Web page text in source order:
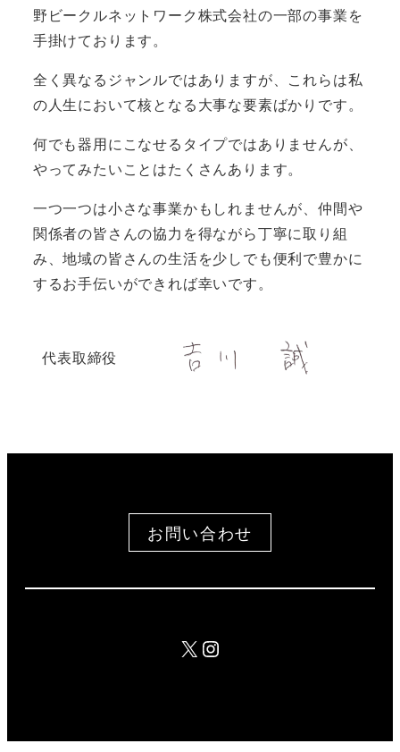
野ビークルネットワーク株式会社の一部の事業を
手掛けております。
全く異なるジャンルではありますが、これらは私
の人生において核となる大事な要素ばかりです。
何でも器用にこなせるタイプではありませんが、
やってみたいことはたくさんあります。
一つ一つは小さな事業かもしれませんが、仲間や
関係者の皆さんの協力を得ながら丁寧に取り組
み、地域の皆さんの生活を少しでも便利で豊かに
するお手伝いができれば幸いです。
代表取締役
お問い合わせ
X Instagram